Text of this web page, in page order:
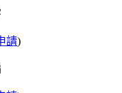
請)